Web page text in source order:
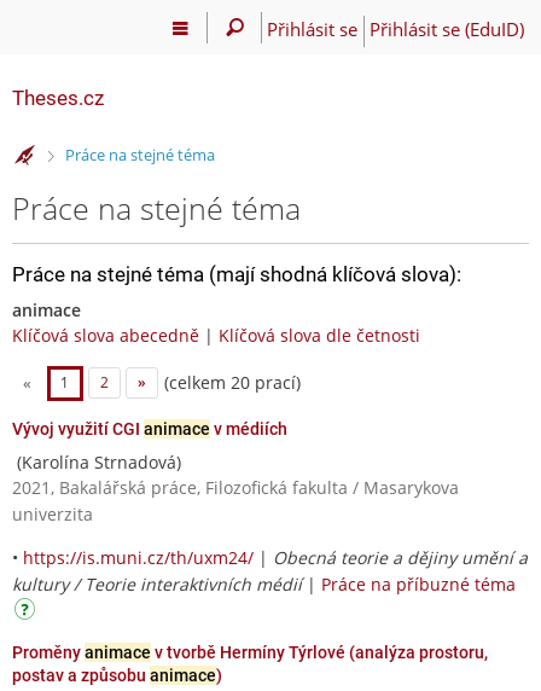
Přihlásit se Přihlásit se (EduID)
Theses.cz
>Práce na stejné téma
Práce na stejné téma
Práce na stejné téma (mají shodná klíčová slova):
animace
Klíčová slova abecedně | Klíčová slova dle četnosti
« 1 2 » (celkem 20 prací)
Vývoj využití CGI animace v médiích
(Karolína Strnadová)
2021, Bakalářská práce, Filozofická fakulta / Masarykova
univerzita
• https://is.muni.cz/th/uxm24/ | Obecná teorie a dějiny umění a
kultury / Teorie interaktivních médií| Práce na příbuzné téma
Proměnyanimace v tvorbě Hermíny Týrlové (analýza prostoru,
postav a způsobu animace)